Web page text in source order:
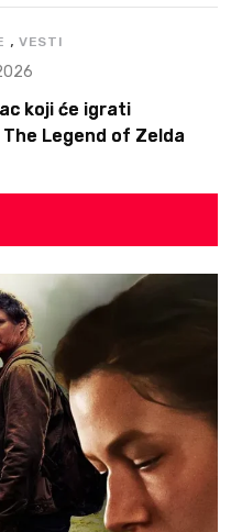
, VESTI
koji će igrati
Legend of Zelda